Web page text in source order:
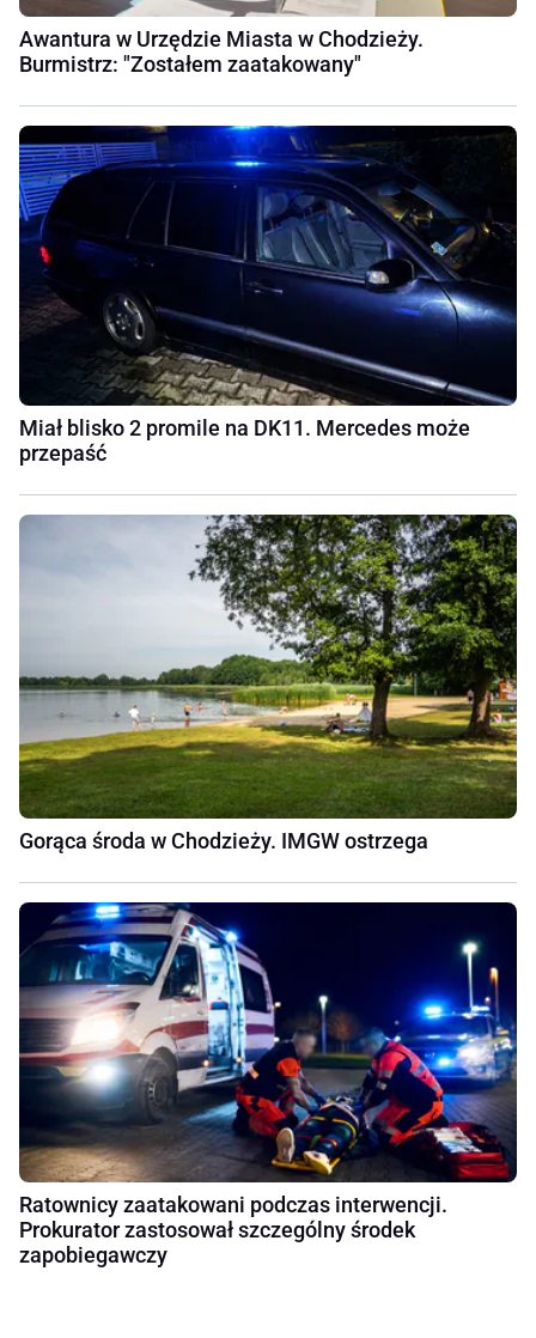
Awantura w Urzędzie Miasta w Chodzieży.
Burmistrz: "Zostałem zaatakowany"
Miał blisko 2 promile na DK11. Mercedes może
przepaść
Gorąca środa w Chodzieży. IMGW ostrzega
Ratownicy zaatakowani podczas interwencji.
Prokurator zastosował szczególny środek
zapobiegawczy